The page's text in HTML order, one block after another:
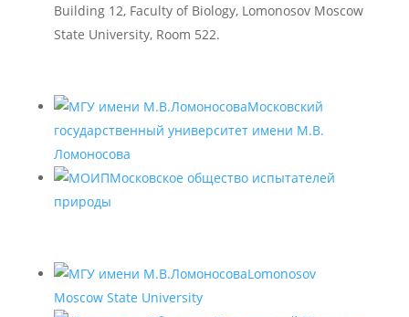
Building 12, Faculty of Biology, Lomonosov Moscow
State University, Room 522.
Московский
государственный университет имени М.В.
Ломоносова
Московское общество испытателей
природы
Lomonosov
Moscow State University